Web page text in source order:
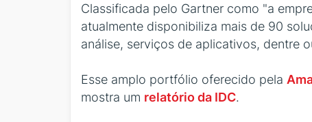
Classificada pelo Gartner como "a
atualmente disponibiliza mais de 90
análise, serviços de aplicativos, dentre
Esse amplo portfólio oferecido pela
mostra um relatório da IDC.